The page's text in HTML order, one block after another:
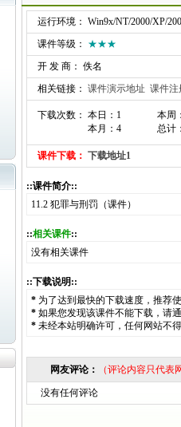
运行环境： Win9x/NT/2000/XP/
课件等级： ★★★
开 发 商： 佚名
相关链接： 课件演示地址 课件注
下载次数： 本日：1
本月：4
本周
总计
课件下载： 下载地址1
::课件简介::
11.2 犯罪与刑罚（课件）
::相关课件::
没有相关课件
::下载说明::
* 为了达到最快的下载速度，推荐
* 如果您发现该课件不能下载，请
* 未经本站明确许可，任何网站不
网友评论： （评论内容只代
没有任何评论